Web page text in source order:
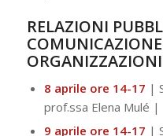
RELAZIONI
ORGANIZZAZIONI
8 aprile ore 14-17 |
prof.ssa Elena Mulé |
9 aprile ore 14-17 |